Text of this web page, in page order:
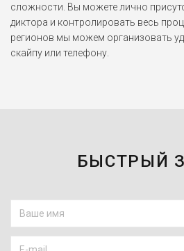
сложности. Вы можете лично
диктора и контролировать весь
регионов мы можем организовать
скайпу или телефону.
БЫСТРЫЙ